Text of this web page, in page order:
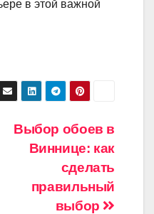
в этой важной
Выбор обоев в
Виннице: как
сделать
правильный
выбор